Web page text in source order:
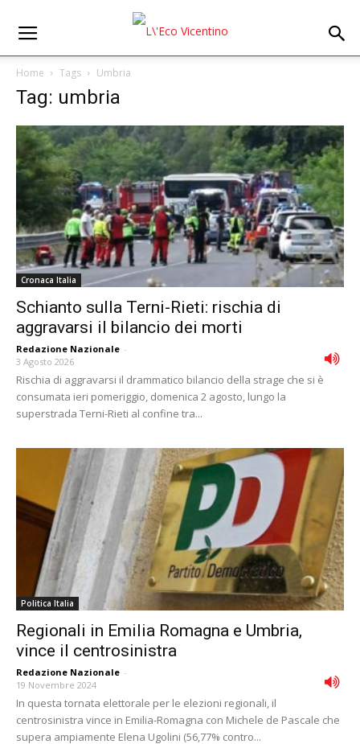
Home Tags Umbria
Tag: umbria
Cronaca Italia
Schianto sulla Terni-Rieti: rischia di
aggravarsi il bilancio dei morti
Redazione Nazionale -
3 Agosto 2026
Rischia di aggravarsi il drammatico bilancio della strage che si è
consumata ieri pomeriggio, domenica 2 agosto, lungo la
superstrada Terni-Rieti al confine tra...
Politica Italia
Regionali in Emilia Romagna e Umbria,
vince il centrosinistra
Redazione Nazionale -
19 Novembre 2024
In questa tornata elettorale per le elezioni regionali, il
centrosinistra vince in Emilia-Romagna con Michele de Pascale che
supera ampiamente Elena Ugolini (56,77% contro...